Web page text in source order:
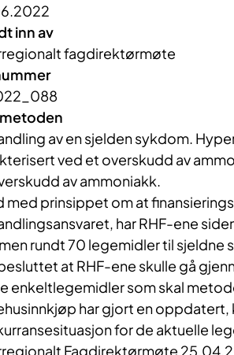
inn av
fagdirektørmøte
av en sjelden sykdom.
ved et overskudd av
av ammoniakk.
med prinsippet om at
har RHF-ene
rundt 70 legemidler til
at RHF-ene skulle gå
enkeltlegemidler som skal
har gjort en
for de aktuelle
Fagdirektørmøte